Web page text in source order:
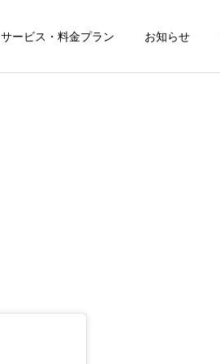
サービス・料金プラン お知らせ